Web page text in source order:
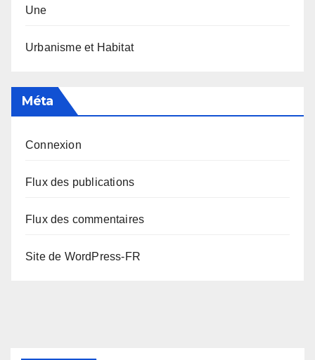
Une
Urbanisme et Habitat
Méta
Connexion
Flux des publications
Flux des commentaires
Site de WordPress-FR